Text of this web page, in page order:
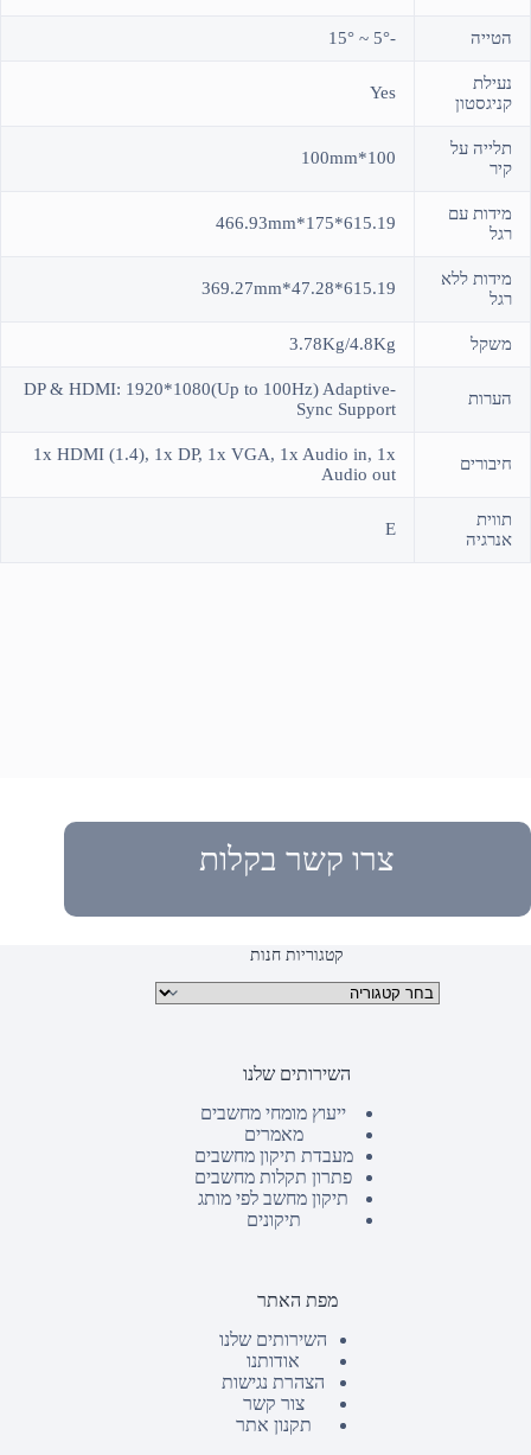
הטייה -5° ~ 15°
נעילת
קניגסטון
Yes
תלייה על
קיר
100*100mm
מידות עם
רגל
615.19*175*466.93mm
מידות ללא
רגל
615.19*47.28*369.27mm
משקל 3.78Kg/4.8Kg
הערות
DP & HDMI: 1920*1080(Up to 100Hz) Adaptive-
Sync Support
חיבורים
1x HDMI (1.4), 1x DP, 1x VGA, 1x Audio in, 1x
Audio out
תווית
אנרגיה
E
צרו קשר בקלות
קטגוריות חנות
קטגוריות מוצרים
השירותים שלנו
ייעוץ מומחי מחשבים
מאמרים
מעבדת תיקון מחשבים
פתרון תקלות מחשבים
תיקון מחשב לפי מותג
תיקונים
מפת האתר
השירותים שלנו
אודותנו
הצהרת נגישות
צור קשר
תקנון אתר